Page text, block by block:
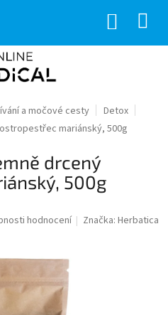
a močové cesty
Detox
mariánský, 500g
drcený
500g
hodnocení Značka:Herbatica